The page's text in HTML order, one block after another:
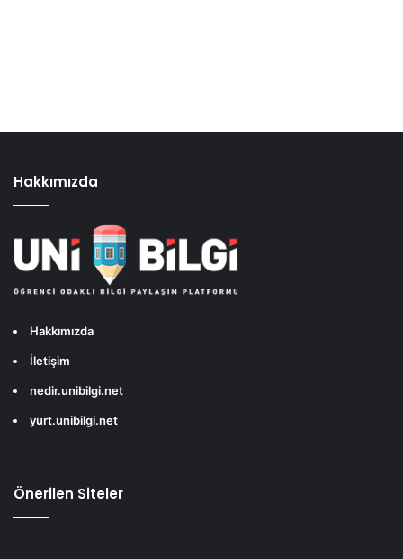
Hakkımızda
Hakkımızda
İletişim
nedir.unibilgi.net
yurt.unibilgi.net
Önerilen Siteler